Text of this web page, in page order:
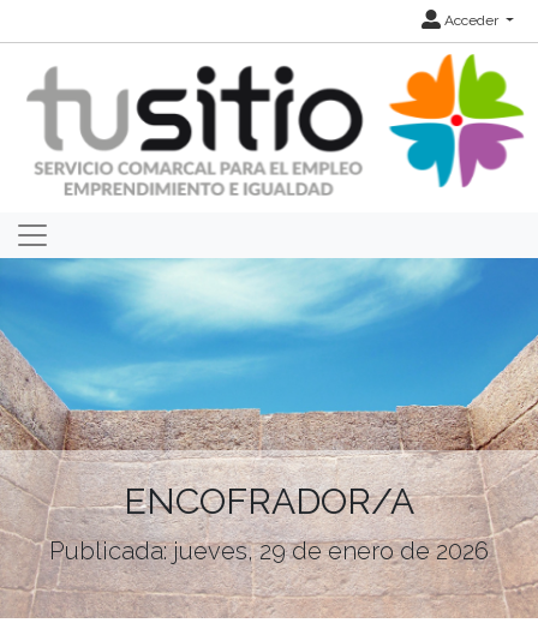
Acceder
ENCOFRADOR/A
Publicada: jueves, 29 de enero de 2026